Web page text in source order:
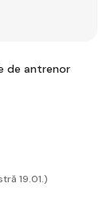
de antrenor
19.01.)